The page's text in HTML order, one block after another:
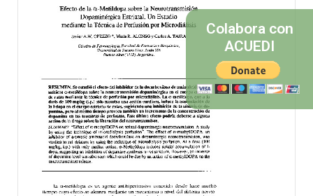
Colabora con
ACUEDI